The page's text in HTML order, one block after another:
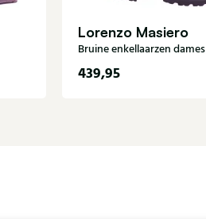
Lorenzo Masiero
Bruine enkellaarzen dames
439,95